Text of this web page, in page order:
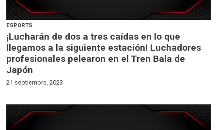
ESPORTS
¡Lucharán de dos a tres caídas en lo que
llegamos a la siguiente estación! Luchadores
profesionales pelearon en el Tren Bala de
Japón
21 septiembre, 2023